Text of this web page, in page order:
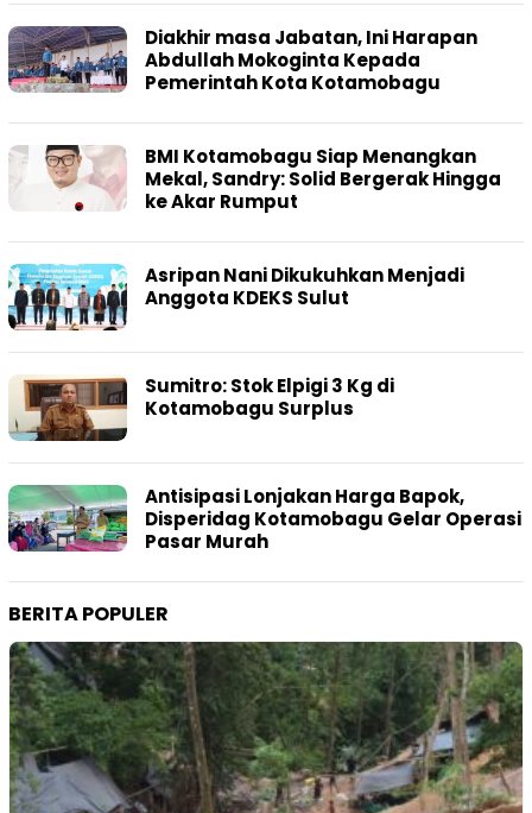
Diakhir masa Jabatan, Ini Harapan
Abdullah Mokoginta Kepada
Pemerintah Kota Kotamobagu
BMI Kotamobagu Siap Menangkan
Mekal, Sandry: Solid Bergerak Hingga
ke Akar Rumput
Asripan Nani Dikukuhkan Menjadi
Anggota KDEKS Sulut
Sumitro: Stok Elpigi 3 Kg di
Kotamobagu Surplus
Antisipasi Lonjakan Harga Bapok,
Disperidag Kotamobagu Gelar Operasi
Pasar Murah
BERITA POPULER